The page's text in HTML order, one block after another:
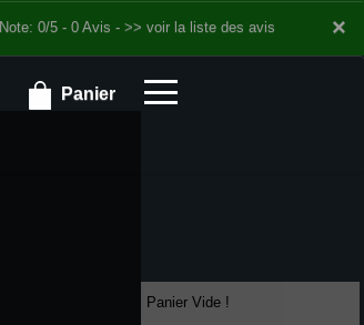
×
Note: 0/5 - 0 Avis - >> voir la liste des avis
Panier
×
Panier Vide !